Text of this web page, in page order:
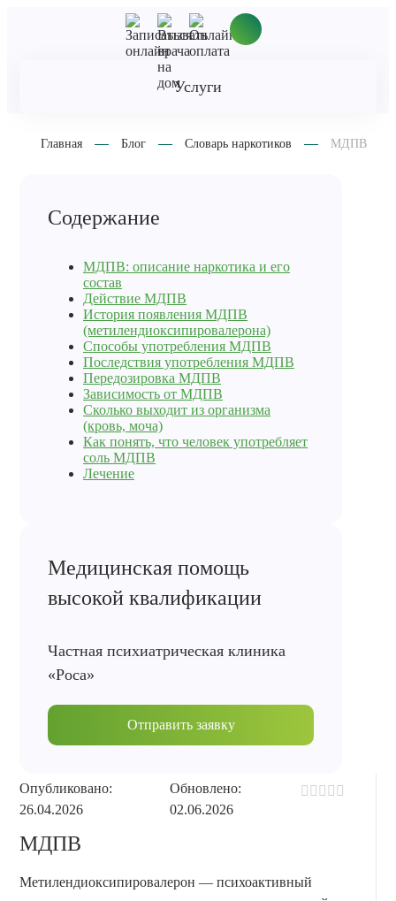
Услуги
Главная Блог Словарь наркотиков МДПВ
Опубликовано:
26.04.2026
Обновлено:
02.06.2026
МДПВ
Метилендиоксипировалерон — психоактивный
Содержание
МДПВ: описание наркотика и его
состав
Действие МДПВ
История появления МДПВ
(метилендиоксипировалерона)
Способы употребления МДПВ
Последствия употребления МДПВ
Передозировка МДПВ
Зависимость от МДПВ
Сколько выходит из организма
(кровь, моча)
Как понять, что человек употребляет
соль МДПВ
Лечение
Медицинская помощь
высокой квалификации
Частная психиатрическая клиника
«Роса»
Отправить заявку